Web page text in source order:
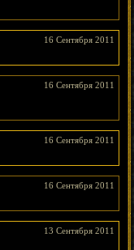
16 Сентября 2011
16 Сентября 2011
16 Сентября 2011
16 Сентября 2011
13 Сентября 2011